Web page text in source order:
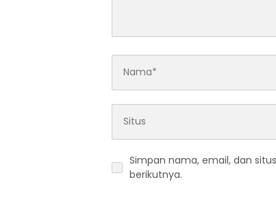
Simpan nama, email, dan
berikutnya.